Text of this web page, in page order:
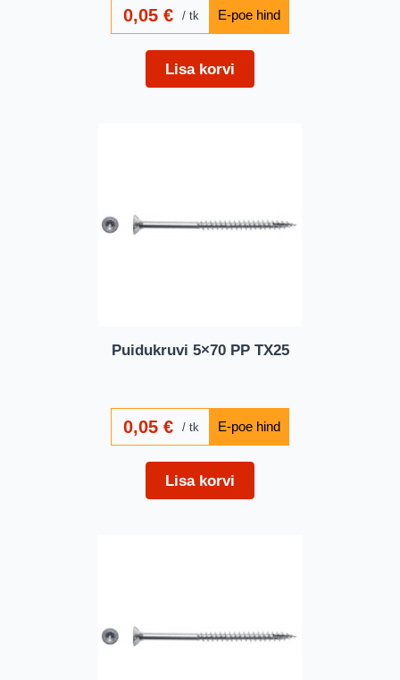
0,05€ tk
Lisa korvi
Puidukruvi 5×70 PP TX25
0,05€ tk
Lisa korvi